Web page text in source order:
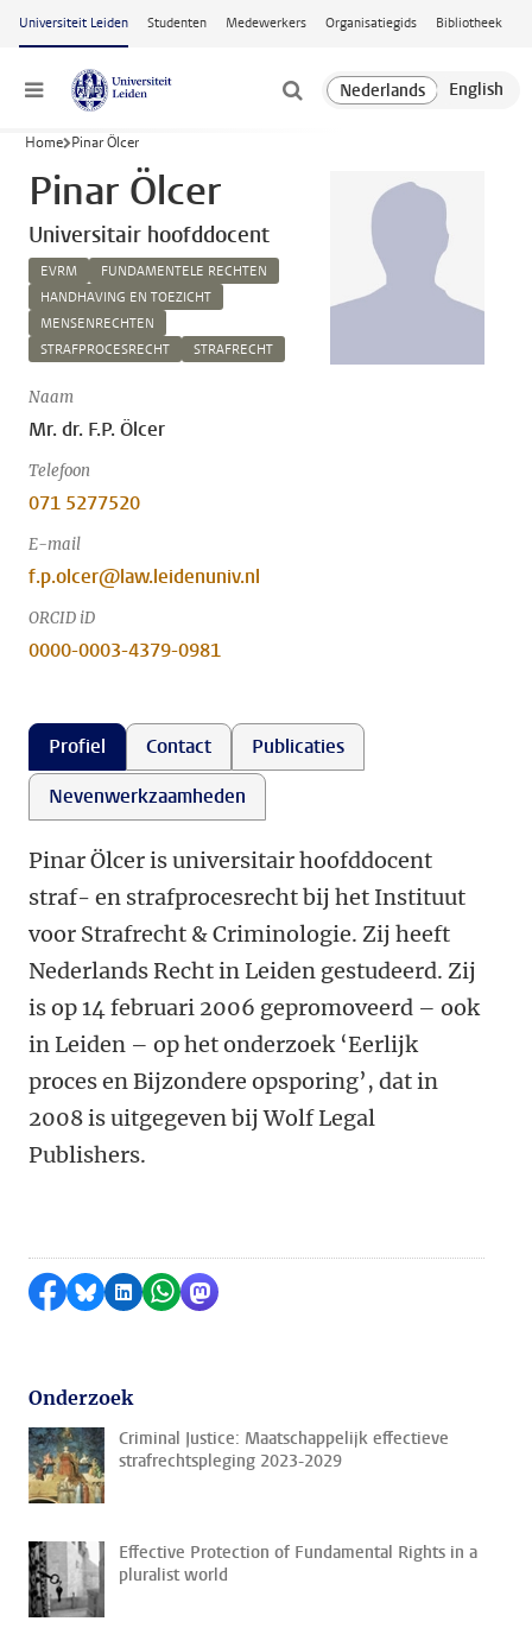
Ga naar hoofdinhoud
Universiteit Leiden Studenten Medewerkers Organisatiegids Bibliotheek
Menu
Home Pinar Ölcer
Pinar Ölcer
Universitair hoofddocent
EVRM
FUNDAMENTELE RECHTEN
HANDHAVING EN TOEZICHT
MENSENRECHTEN
STRAFPROCESRECHT
STRAFRECHT
Naam
Mr. dr. F.P. Ölcer
Telefoon
071 5277520
E-mail
f.p.olcer@law.leidenuniv.nl
ORCID iD
0000-0003-4379-0981
Profiel Contact
Publicaties
Nevenwerkzaamheden
Pinar Ölcer is universitair hoofddocent
straf- en strafprocesrecht bij het Instituut
voor Strafrecht & Criminologie. Zij heeft
Nederlands Recht in Leiden gestudeerd. Zij
is op 14 februari 2006 gepromoveerd – ook
in Leiden – op het onderzoek ‘Eerlijk
proces en Bijzondere opsporing’, dat in
2008 is uitgegeven bij Wolf Legal
Publishers.
Delen op Facebook
Delen via Bluesky
Delen op LinkedIn
Delen via WhatsApp
Delen via Mastodon
Onderzoek
Criminal Justice: Maatschappelijk effectieve
strafrechtspleging 2023-2029
Effective Protection of Fundamental Rights in a
pluralist world